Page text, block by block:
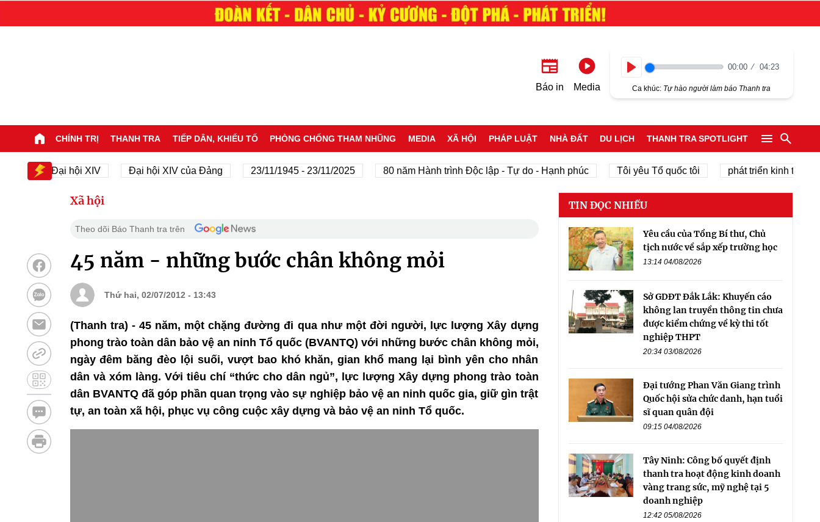
Báo in Media
00:00 04:23
Ca khúc: Tự hào người làm báo Thanh tra
CHÍNH TRỊ THANH TRA TIẾP DÂN, KHIẾU TỐ PHÒNG CHỐNG THAM NHŨNG MEDIA XÃ HỘI PHÁP LUẬT NHÀ ĐẤT DU LỊCH THANH TRA SPOTLIGHT
Đại hội XIV Đại hội XIV của Đảng 23/11/1945 - 23/11/2025 80 năm Hành trình Độc lập - Tự do - Hạnh phúc Tôi yêu Tổ quốc tôi phát triển kinh tế tư nhân
Xã hội
Theo dõi Báo Thanh tra trên
45 năm - những bước chân không mỏi
Thứ hai, 02/07/2012 - 13:43
(Thanh tra) - 45 năm, một chặng đường đi qua như một đời người, lực lượng Xây dựng
phong trào toàn dân bảo vệ an ninh Tổ quốc (BVANTQ) với những bước chân không mỏi,
ngày đêm băng đèo lội suối, vượt bao khó khăn, gian khổ mang lại bình yên cho nhân
dân và xóm làng. Với tiêu chí “thức cho dân ngủ”, lực lượng Xây dựng phong trào toàn
dân BVANTQ đã góp phần quan trọng vào sự nghiệp bảo vệ an ninh quốc gia, giữ gìn trật
tự, an toàn xã hội, phục vụ công cuộc xây dựng và bảo vệ an ninh Tổ quốc.
TIN ĐỌC NHIỀU
Yêu cầu của Tổng Bí thư, Chủ
tịch nước về sắp xếp trường học
13:14 04/08/2026
Sở GDĐT Đắk Lắk: Khuyến cáo
không lan truyền thông tin chưa
được kiểm chứng về kỳ thi tốt
nghiệp THPT
20:34 03/08/2026
Đại tướng Phan Văn Giang trình
Quốc hội sửa chức danh, hạn tuổi
sĩ quan quân đội
09:15 04/08/2026
Tây Ninh: Công bố quyết định
thanh tra hoạt động kinh doanh
vàng trang sức, mỹ nghệ tại 5
doanh nghiệp
12:42 05/08/2026